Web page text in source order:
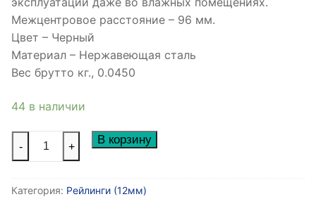
Межцентровое расстояние – 96 мм.
Цвет – Черный
Материал – Нержавеющая сталь
Вес брутто кг., 0.0450
44 в наличии
Количество
товара
рейлинг
- + В корзину
Категория: Рейлинги (12мм)